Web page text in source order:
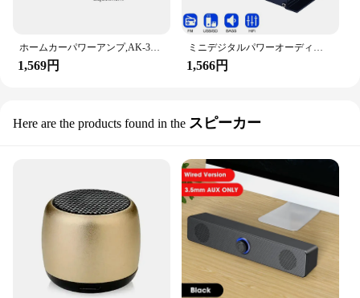
ホームカーパワーアンプ,AK-380, 800W, 2チャンネル,Bluetooth 5.0,オーディオ,デジタル,fm,USB,リモコン,hifi,ステレオサブウーファー
1,569円
ミニデジタルパワーオーディオ,AK370-Bluetoothチャンネル,ステレオミュージック,サブウーファー,スピーカー2.0 W, 200W, 200W
1,566円
Here are the products found in the スピーカー